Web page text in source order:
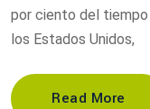
por ciento del
los Estados Unidos,
Read More